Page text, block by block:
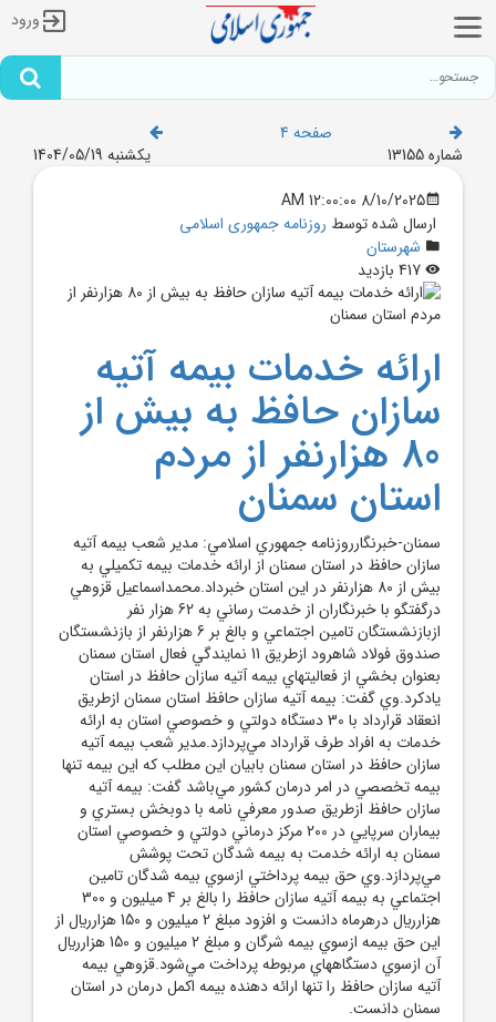
ورود
صفحه 4
شماره 13155
یکشنبه 1404/05/19
8/10/2025 12:00:00 AM
ارسال شده توسط روزنامه جمهوری اسلامی
شهرستان
ارائه خدمات بيمه آتيه
سازان حافظ به بيش از
80 هزارنفر از مردم
استان سمنان
سمنان-خبرنگارروزنامه جمهوري اسلامي: مدير شعب بيمه آتيه
سازان حافظ در استان سمنان از ارائه خدمات بيمه تکميلي به
بيش از 80 هزارنفر در اين استان خبرداد.محمداسماعيل قزوهي
درگفتگو با خبرنگاران از خدمت رساني به 62 هزار نفر
ازبازنشستگان تامين اجتماعي و بالغ بر 6 هزارنفر از بازنشستگان
صندوق فولاد شاهرود ازطريق 11 نمايندگي فعال استان سمنان
بعنوان بخشي از فعاليتهاي بيمه آتيه سازان حافظ در استان
يادکرد.وي گفت: بيمه آتيه سازان حافظ استان سمنان ازطريق
انعقاد قرارداد با 30 دستگاه دولتي و خصوصي استان به ارائه
خدمات به افراد طرف قرارداد مي‌پردازد.مدير شعب بيمه آتيه
سازان حافظ در استان سمنان بابيان اين مطلب که اين بيمه تنها
بيمه تخصصي در امر درمان کشور مي‌باشد گفت: بيمه آتيه
سازان حافظ ازطريق صدور معرفي نامه با دوبخش بستري و
بيماران سرپايي در 200 مرکز درماني دولتي و خصوصي استان
سمنان به ارائه خدمت به بيمه شدگان تحت پوشش
مي‌پردازد.وي حق بيمه پرداختي ازسوي بيمه شدگان تامين
اجتماعي به بيمه آتيه سازان حافظ را بالغ بر 4 ميليون و 300
هزارريال درهرماه دانست و افزود مبلغ 2 ميليون و 150 هزارريال از
اين حق بيمه ازسوي بيمه شرگان و مبلغ 2 ميليون و 150 هزارريال
آن ازسوي دستگاههاي مربوطه پرداخت مي‌شود.قزوهي بيمه
آتيه سازان حافظ را تنها ارائه دهنده بيمه اکمل درمان در استان
سمنان دانست.